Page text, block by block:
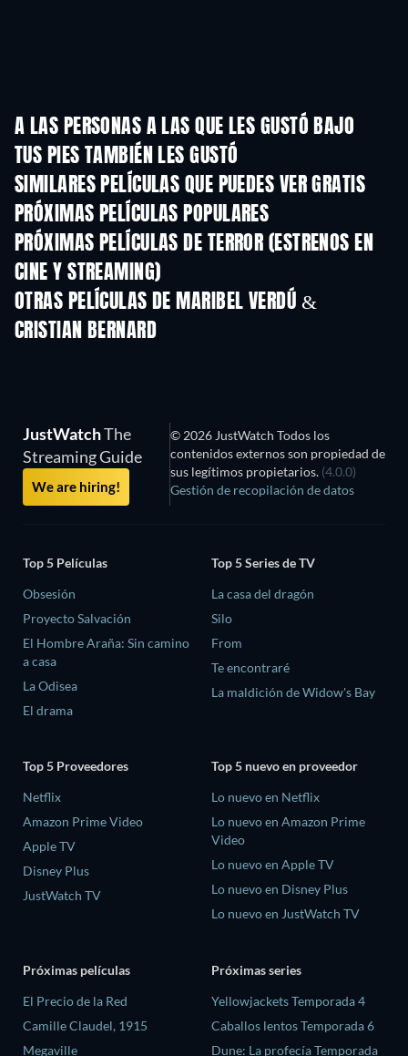
A LAS PERSONAS A LAS QUE LES GUSTÓ BAJO
TUS PIES TAMBIÉN LES GUSTÓ
SIMILARES PELÍCULAS QUE PUEDES VER GRATIS
PRÓXIMAS PELÍCULAS POPULARES
PRÓXIMAS PELÍCULAS DE TERROR (ESTRENOS EN
CINE Y STREAMING)
OTRAS PELÍCULAS DE MARIBEL VERDÚ &
CRISTIAN BERNARD
JustWatchThe
Streaming Guide
We are hiring!
© 2026 JustWatch Todos los
contenidos externos son propiedad de
sus legítimos propietarios. (4.0.0)
Gestión de recopilación de datos
Top 5 Películas
Obsesión
Proyecto Salvación
El Hombre Araña: Sin camino
a casa
La Odisea
El drama
Top 5 Series de TV
La casa del dragón
Silo
From
Te encontraré
La maldición de Widow's Bay
Top 5 Proveedores
Netflix
Amazon Prime Video
Apple TV
Disney Plus
JustWatch TV
Top 5 nuevo en proveedor
Lo nuevo en Netflix
Lo nuevo en Amazon Prime
Video
Lo nuevo en Apple TV
Lo nuevo en Disney Plus
Lo nuevo en JustWatch TV
Próximas películas
El Precio de la Red
Camille Claudel, 1915
Megaville
Próximas series
Yellowjackets Temporada 4
Caballos lentos Temporada 6
Dune: La profecía Temporada